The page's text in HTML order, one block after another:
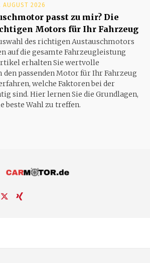
AUGUST 2026
passt zu mir? Die
Motors für Ihr Fahrzeug
des richtigen Austauschmotors
auf die gesamte Fahrzeugleistung
erhalten Sie wertvolle
passenden Motor für Ihr Fahrzeug
welche Faktoren bei der
sind. Hier lernen Sie die Grundlagen,
beste Wahl zu treffen.